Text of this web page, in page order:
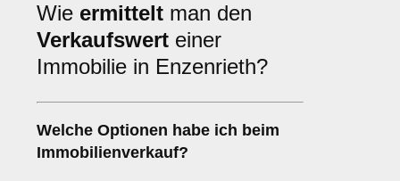
Wie ermittelt man den
Verkaufswert einer
Immobilie in Enzenrieth?
Welche Optionen habe ich beim
Immobilienverkauf?